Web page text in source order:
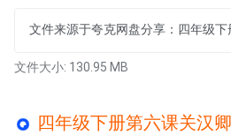
文件来源于夸克网盘分享：四年级下
文件大小: 130.95 MB
四年级下册第六课关汉